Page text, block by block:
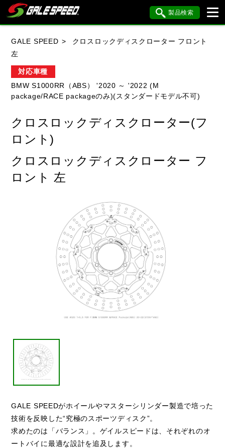
製品検索
HONDA YAMAHA SUZUKI
HARLEY DAVIDSON
GALE SPEED
クロスロックディスクローター フロント
左
対応車種
BMW S1000RR（ABS） '2020 ～ '2022 (M
package/RACE packageのみ)(スタンダードモデル不可)
クロスロックディスクローター(フ
ロント)
クロスロックディスクローター フ
ロント 左
GALE SPEEDがホイールやマスターシリンダー製造で培った
技術を反映した“究極のスポーツディスク”。
求めたのは「バランス」。ゲイルスピードは、それぞれのオ
ートバイに最適な設計を追及します。